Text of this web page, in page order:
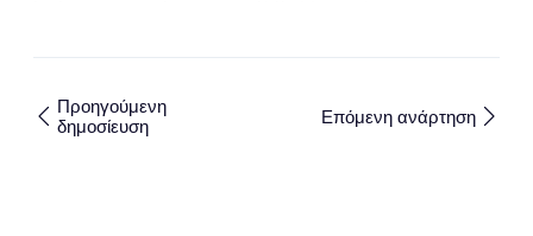
Προηγούμενη
δημοσίευση
Επόμενη ανάρτηση